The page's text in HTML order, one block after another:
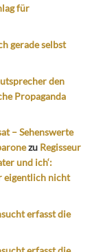
für
gerade selbst
den
Propaganda
– Sehenswerte
zu Regisseur
und ich‘:
eigentlich nicht
erfasst die